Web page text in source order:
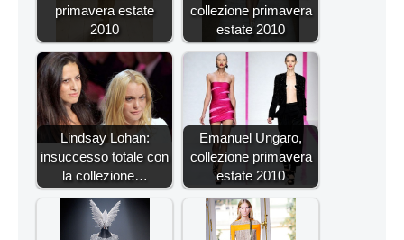
primavera estate
2010
collezione primavera
estate 2010
Lindsay Lohan:
insuccesso totale con
la collezione…
Emanuel Ungaro,
collezione primavera
estate 2010